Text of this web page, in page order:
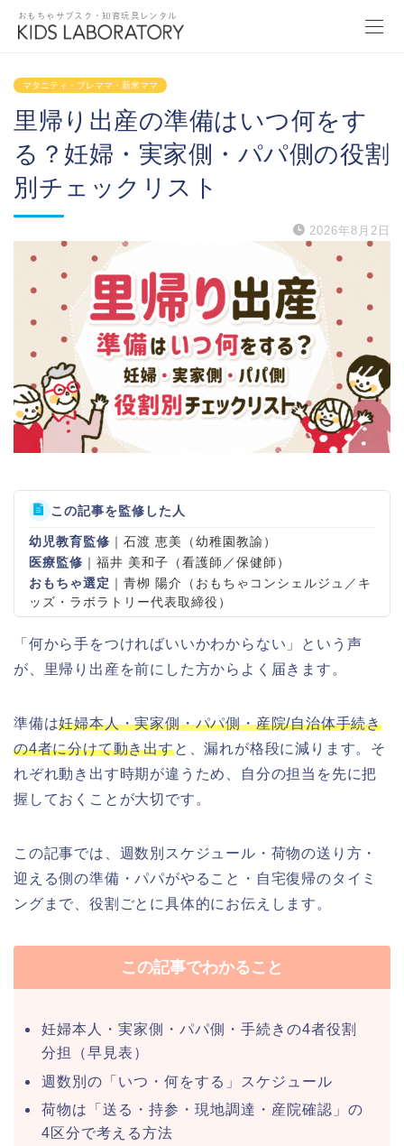
おもちゃサブスク・知育玩具レンタル
マタニティ・プレママ・新米ママ
里帰り出産の準備はいつ何をす
る？妊婦・実家側・パパ側の役割
別チェックリスト
2026年8月2日
この記事を監修した人
幼児教育監修 ｜石渡 恵美（幼稚園教諭）
医療監修 ｜福井 美和子（看護師／保健師）
おもちゃ選定 ｜青栁 陽介（おもちゃコンシェルジュ／キ
ッズ・ラボラトリー代表取締役）
「何から手をつければいいかわからない」という声
が、里帰り出産を前にした方からよく届きます。
準備は妊婦本人・実家側・パパ側・産院/自治体手続き
の4者に分けて動き出すと、漏れが格段に減ります。そ
れぞれ動き出す時期が違うため、自分の担当を先に把
握しておくことが大切です。
この記事では、週数別スケジュール・荷物の送り方・
迎える側の準備・パパがやること・自宅復帰のタイミ
ングまで、役割ごとに具体的にお伝えします。
この記事でわかること
妊婦本人・実家側・パパ側・手続きの4者役割
分担（早見表）
週数別の「いつ・何をする」スケジュール
荷物は「送る・持参・現地調達・産院確認」の
4区分で考える方法